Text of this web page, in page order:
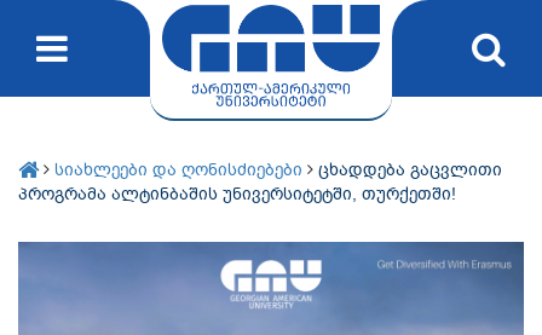
სიახლეები და ღონისძიებები
ცხადდება გაცვლითი
პროგრამა ალტინბაშის უნივერსიტეტში, თურქეთში!